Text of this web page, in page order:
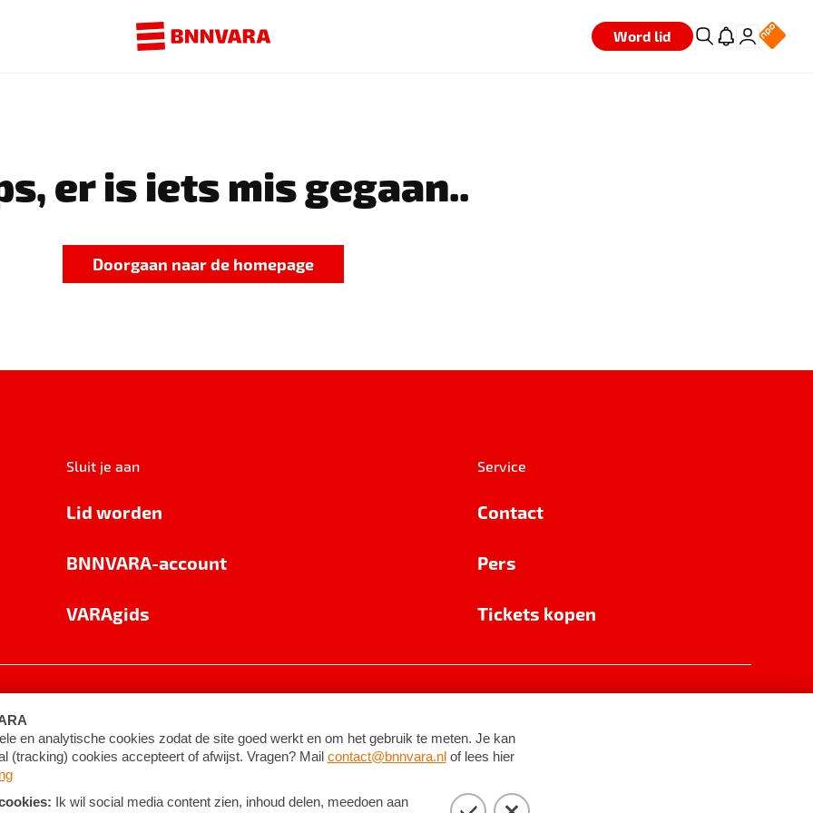
Word lid
er is iets mis gegaan..
Doorgaan naar de homepage
Sluit je aan
Lid worden
BNNVARA-account
VARAgids
Service
Contact
Pers
Tickets kopen
©2026BNNVARA